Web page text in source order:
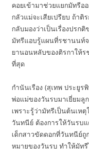
คอยเข้ามาช่วยแยกมัทรีอ
กลัวแม่จะเสียเปรียบ ถ้าติ
กลับมองว่าเป็นเรื่องปรก
มัทรีแอบรู้แผนที่รชานนท์จ
ยานอนหลับของติรกาให้
ที่สุด
กำนันเรือง (สุเทพ ประยู
พ่อแม่ของวันรบมาเยี่ยมลู
เพราะรู้ว่ามัทรีเป็นต้นเห
วันทนีย์ ต้องการให้วันรบ
เด็กสาวขัดดอกที่วันทนีย์ถู
หมายของวันรบ ทำให้มัท